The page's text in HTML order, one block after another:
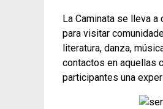
La Caminata se lleva
para visitar
literatura, danza,
contactos en aquellas
participantes una